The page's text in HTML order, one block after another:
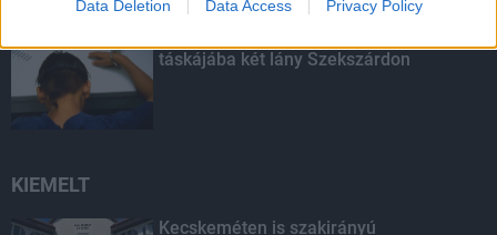
Data Deletion Data Access Privacy Policy
táskájába két lány Szekszárdon
KIEMELT
Kecskeméten is szakirányú